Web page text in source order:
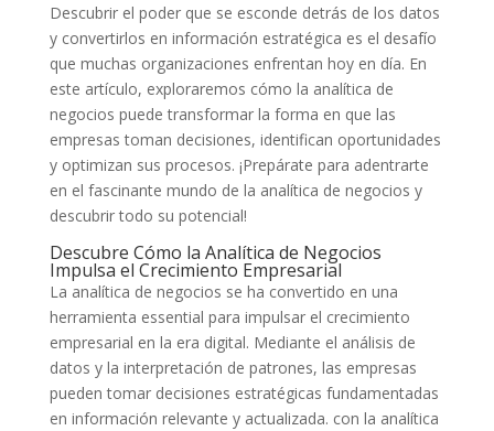
‌Descubrir el poder⁤ que se ‌esconde detrás de los datos
y‍ convertirlos en⁢ información estratégica es el desafío⁤
que muchas organizaciones​ enfrentan⁣ hoy ‍en ⁢día. En
⁢este artículo, exploraremos cómo ⁢la analítica⁢ de
negocios⁢ puede ‌transformar la forma‌ en que‍ las
empresas toman​ decisiones, identifican oportunidades
y optimizan⁣ sus procesos. ¡Prepárate para adentrarte‍
en el ⁢fascinante ‍mundo de la analítica de negocios y‍
descubrir todo su ​potencial!
Descubre ⁤Cómo⁣ la ‌Analítica de Negocios
Impulsa el​ Crecimiento Empresarial
La analítica ‍de negocios se ha convertido ⁣en ⁤una
herramienta essential para impulsar ​el crecimiento
‍empresarial en la ⁤era digital. Mediante el ⁤análisis de
datos y⁤ la interpretación de patrones, las empresas
pueden⁤ tomar decisiones ‍estratégicas fundamentadas
en información relevante y actualizada. con la analítica